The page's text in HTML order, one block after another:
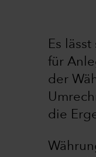
Es
für
der
die